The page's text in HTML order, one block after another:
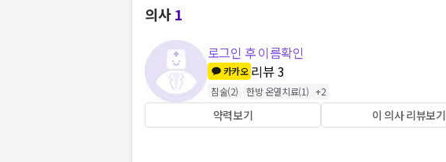
의사1
로그인 후 이름확인
카카오 리뷰3
침술(2) 한방 온열치료(1) +2
약력보기 이 의사 리뷰보기